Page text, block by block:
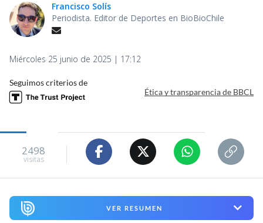
Francisco Solís
Periodista. Editor de Deportes en BioBioChile
Miércoles 25 junio de 2025 | 17:12
Seguimos criterios de
Ética y transparencia de BBCL
2498
visitas
VER RESUMEN